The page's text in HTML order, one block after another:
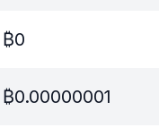
₿0
₿0.00000001